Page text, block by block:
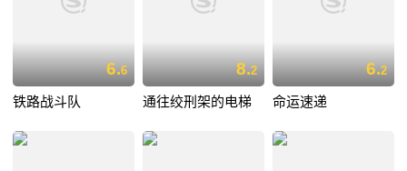
6.6
铁路战斗队
8.2
通往绞刑架的电梯
6.2
命运速递